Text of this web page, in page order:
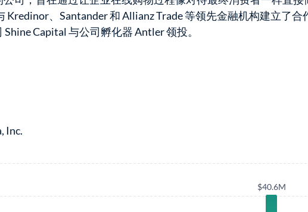
Kredinor、Santander 和 Allianz Trade 等领先金融机构建立了
Capital 与公司孵化器 Antler 领投。
Inc.
$40.6M
$40.6M